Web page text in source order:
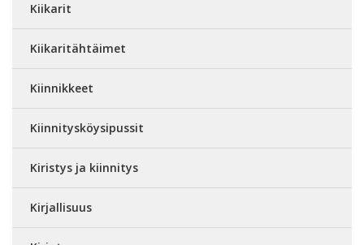
Kiikarit
Kiikaritähtäimet
Kiinnikkeet
Kiinnitysköysipussit
Kiristys ja kiinnitys
Kirjallisuus